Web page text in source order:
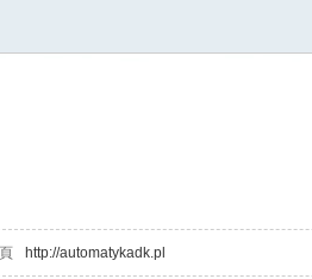
http://automatykadk.pl